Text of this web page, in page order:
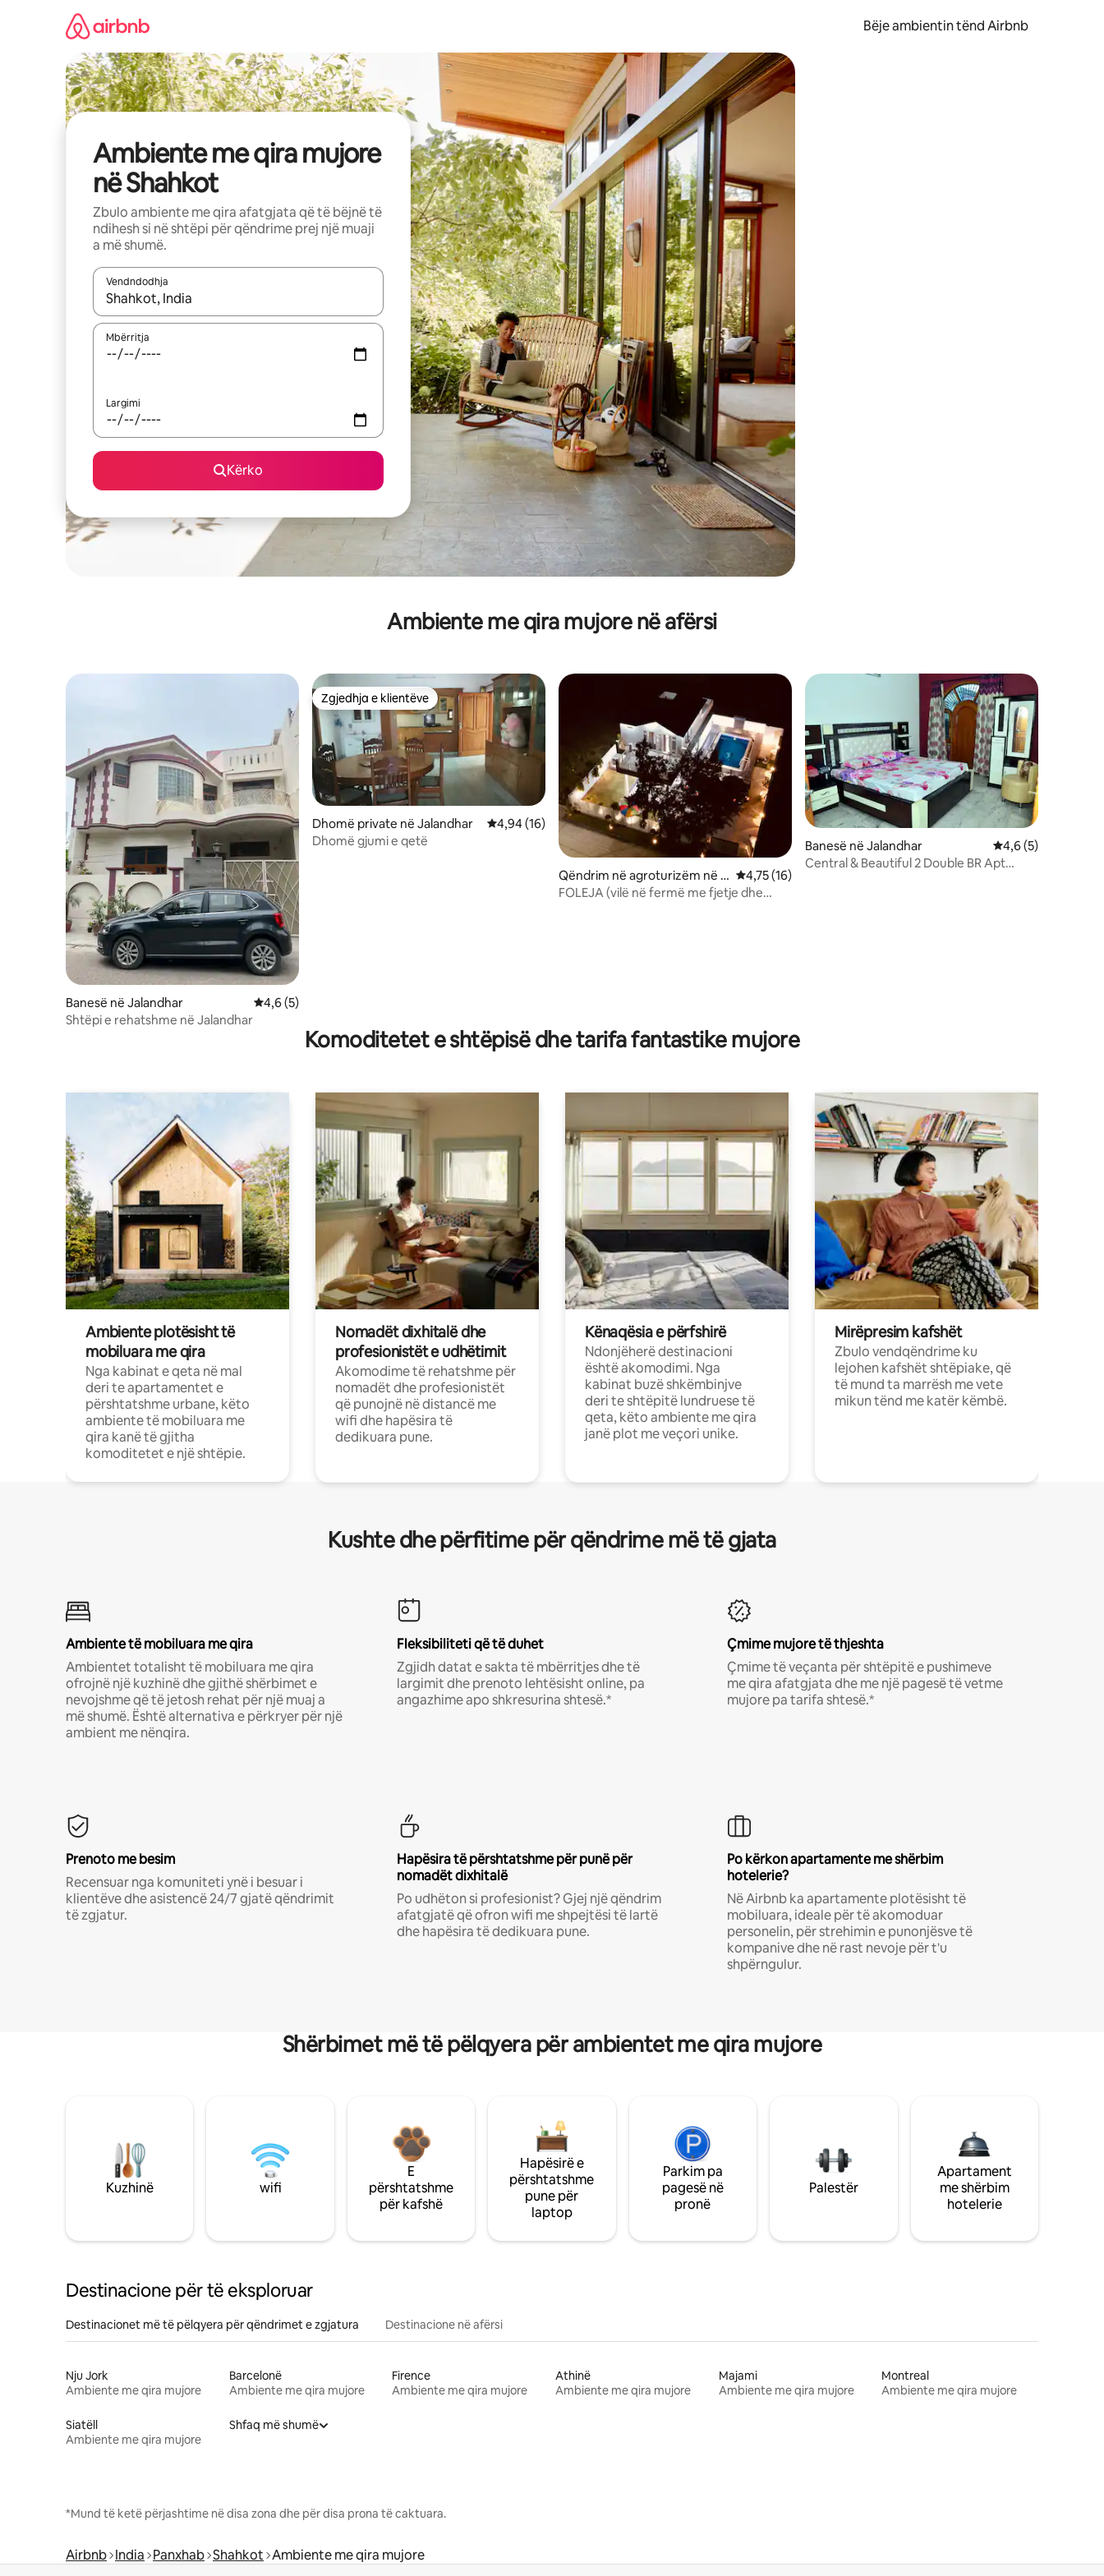
Bëje ambientin tënd Airbnb
Ambiente me qira mujore
në Shahkot
Zbulo ambiente me qira afatgjata që të bëjnë të
ndihesh si në shtëpi për qëndrime prej një muaji
a më shumë.
Vendndodhja
Kur rezultatet të jenë të disponueshme, lëviz me butonat e shigjetave lart e poshtë ose eksploro duke prekur ose duke lëvizur ekranin.
Mbërritja
Largimi
Kërko
Ambiente me qira mujore në afërsi
Banesë në Jalandhar Vlerësimi mesatar 4,6 nga 5, 5 vlerësime
4,6 (5)
Shtëpi e rehatshme në Jalandhar
Zgjedhja e klientëve
Zgjedhja e klientëve
Dhomë private në Jalandhar Vlerësimi mesatar 4,94 nga 5, 16 vlerësime
4,94 (16)
Dhomë gjumi e qetë
Qëndrim në agroturizëm në J
alandhar
Vlerësimi mesatar 4,75 nga 5, 16 vlerësime
4,75 (16)
FOLEJA (vilë në fermë me fjetje dhe
Banesë në Jalandhar Vlerësimi mesatar
4,6 (5)
Central & Beautiful 2 Double BR Apt
Komoditetet e shtëpisë dhe tarifa fantastike mujore
Ambiente plotësisht të
mobiluara me qira
Nga kabinat e qeta në mal
deri te apartamentet e
përshtatshme urbane, këto
ambiente të mobiluara me
qira kanë të gjitha
komoditetet e një shtëpie.
Nomadët dixhitalë dhe
profesionistët e udhëtimit
Akomodime të rehatshme për
nomadët dhe profesionistët
që punojnë në distancë me
wifi dhe hapësira të
dedikuara pune.
Kënaqësia e përfshirë
Ndonjëherë destinacioni
është akomodimi. Nga
kabinat buzë shkëmbinjve
deri te shtëpitë lundruese të
qeta, këto ambiente me qira
janë plot me veçori unike.
Mirëpresim kafshët
Zbulo vendqëndrime ku
lejohen kafshët shtëpiake, që
të mund ta marrësh me vete
mikun tënd me katër këmbë.
Kushte dhe përfitime për qëndrime më të gjata
Ambiente të mobiluara me qira
Ambientet totalisht të mobiluara me qira
ofrojnë një kuzhinë dhe gjithë shërbimet e
nevojshme që të jetosh rehat për një muaj a
më shumë. Është alternativa e përkryer për një
ambient me nënqira.
Fleksibiliteti që të duhet
Zgjidh datat e sakta të mbërritjes dhe të
largimit dhe prenoto lehtësisht online, pa
angazhime apo shkresurina shtesë.*
Çmime mujore të thjeshta
Çmime të veçanta për shtëpitë e pushimeve
me qira afatgjata dhe me një pagesë të vetme
mujore pa tarifa shtesë.*
Prenoto me besim
Recensuar nga komuniteti ynë i besuar i
klientëve dhe asistencë 24/7 gjatë qëndrimit
të zgjatur.
Hapësira të përshtatshme për punë për
nomadët dixhitalë
Po udhëton si profesionist? Gjej një qëndrim
afatgjatë që ofron wifi me shpejtësi të lartë
dhe hapësira të dedikuara pune.
Po kërkon apartamente me shërbim
hotelerie?
Në Airbnb ka apartamente plotësisht të
mobiluara, ideale për të akomoduar
personelin, për strehimin e punonjësve të
kompanive dhe në rast nevoje për t'u
shpërngulur.
Shërbimet më të pëlqyera për ambientet me qira mujore
Kuzhinë wifi
E
përshtatshme
për kafshë
Hapësirë e
përshtatshme
pune për
laptop
Parkim pa
pagesë në
pronë
Palestër
Apartament
me shërbim
hotelerie
Destinacione për të eksploruar
Destinacionet më të pëlqyera për qëndrimet e zgjatura Destinacione në afërsi
Nju Jork
Ambiente me qira mujore
Barcelonë
Ambiente me qira mujore
Firence
Ambiente me qira mujore
Athinë
Ambiente me qira mujore
Majami
Ambiente me qira mujore
Montreal
Ambiente me qira mujore
Siatëll
Ambiente me qira mujore
Shfaq më shumë
*Mund të ketë përjashtime në disa zona dhe për disa prona të caktuara.
Airbnb India Panxhab Shahkot Ambiente me qira mujore